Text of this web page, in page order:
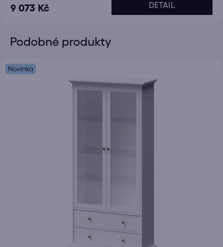
9 073 Kč DETAIL
Podobné produkty
Novinka